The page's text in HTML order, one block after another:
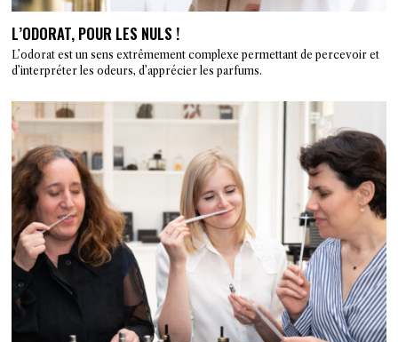
L’ODORAT, POUR LES NULS !
L’odorat est un sens extrêmement complexe permettant de percevoir et
d’interpréter les odeurs, d’apprécier les parfums.